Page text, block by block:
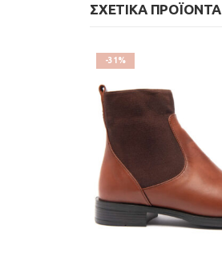
ΣΧΕΤΙΚΆ ΠΡΟΪΌΝΤΑ
-31%